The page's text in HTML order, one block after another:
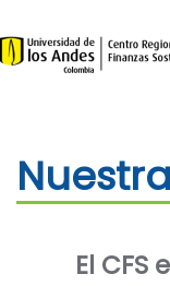
Skip to main
El